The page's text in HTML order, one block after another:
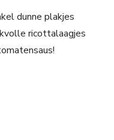
dunne plakjes
ricottalaagjes